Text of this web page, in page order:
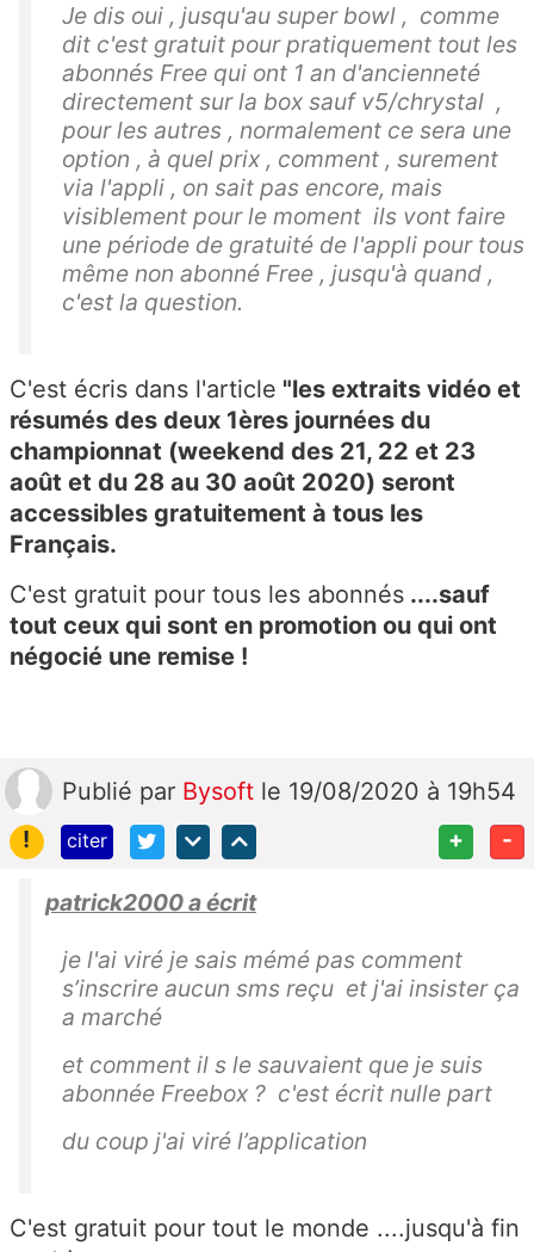
Je dis oui , jusqu'au super bowl , comme
dit c'est gratuit pour pratiquement tout les
abonnés Free qui ont 1 an d'ancienneté
directement sur la box sauf v5/chrystal ,
pour les autres , normalement ce sera une
option , à quel prix , comment , surement
via l'appli , on sait pas encore, mais
visiblement pour le moment ils vont faire
une période de gratuité de l'appli pour tous
même non abonné Free , jusqu'à quand ,
c'est la question.
C'est écris dans l'article "les extraits vidéo et
résumés des deux 1ères journées du
championnat (weekend des 21, 22 et 23
août et du 28 au 30 août 2020) seront
accessibles gratuitement à tous les
Français.
C'est gratuit pour tous les abonnés ....sauf
tout ceux qui sont en promotion ou qui ont
négocié une remise !
Publié par Bysoft le 19/08/2020 à 19h54
!
citer + -
patrick2000 a écrit
je l'ai viré je sais mémé pas comment
s’inscrire aucun sms reçu et j'ai insister ça
a marché
et comment il s le sauvaient que je suis
abonnée Freebox ? c'est écrit nulle part
du coup j'ai viré l’application
C'est gratuit pour tout le monde ....jusqu'à fin